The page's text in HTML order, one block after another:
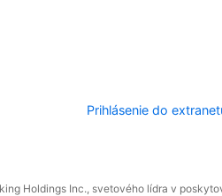
Prihlásenie do
Holdings Inc., svetového lídra v